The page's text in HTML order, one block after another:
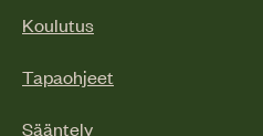
Koulutus
Tapaohjeet
Sääntely